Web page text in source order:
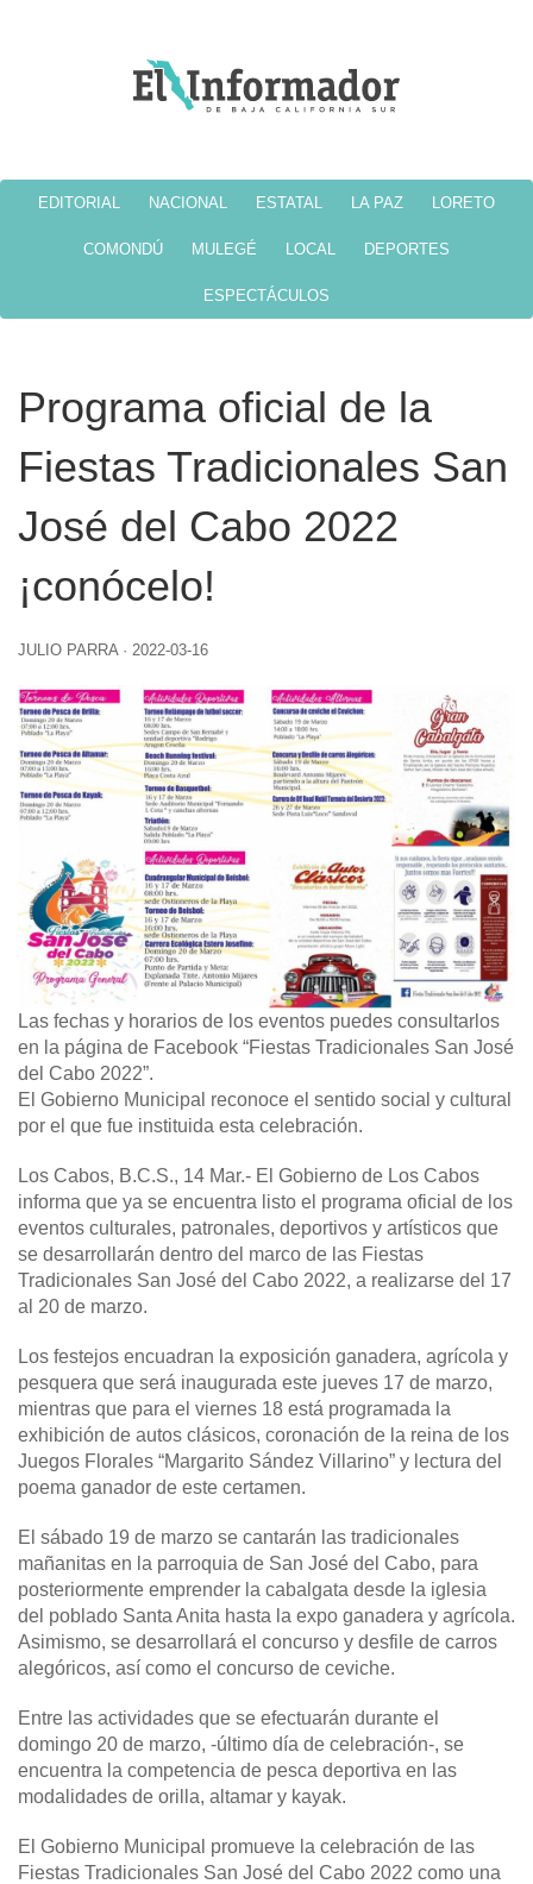
EDITORIAL NACIONAL ESTATAL LA PAZ LORETO
COMONDÚ MULEGÉ LOCAL DEPORTES
ESPECTÁCULOS
Programa oficial de la
Fiestas Tradicionales San
José del Cabo 2022
¡conócelo!
JULIO PARRA · 2022-03-16
Las fechas y horarios de los eventos puedes consultarlos
en la página de Facebook “Fiestas Tradicionales San José
del Cabo 2022”.
El Gobierno Municipal reconoce el sentido social y cultural
por el que fue instituida esta celebración.
Los Cabos, B.C.S., 14 Mar.- El Gobierno de Los Cabos
informa que ya se encuentra listo el programa oficial de los
eventos culturales, patronales, deportivos y artísticos que
se desarrollarán dentro del marco de las Fiestas
Tradicionales San José del Cabo 2022, a realizarse del 17
al 20 de marzo.
Los festejos encuadran la exposición ganadera, agrícola y
pesquera que será inaugurada este jueves 17 de marzo,
mientras que para el viernes 18 está programada la
exhibición de autos clásicos, coronación de la reina de los
Juegos Florales “Margarito Sández Villarino” y lectura del
poema ganador de este certamen.
El sábado 19 de marzo se cantarán las tradicionales
mañanitas en la parroquia de San José del Cabo, para
posteriormente emprender la cabalgata desde la iglesia
del poblado Santa Anita hasta la expo ganadera y agrícola.
Asimismo, se desarrollará el concurso y desfile de carros
alegóricos, así como el concurso de ceviche.
Entre las actividades que se efectuarán durante el
domingo 20 de marzo, -último día de celebración-, se
encuentra la competencia de pesca deportiva en las
modalidades de orilla, altamar y kayak.
El Gobierno Municipal promueve la celebración de las
Fiestas Tradicionales San José del Cabo 2022 como una